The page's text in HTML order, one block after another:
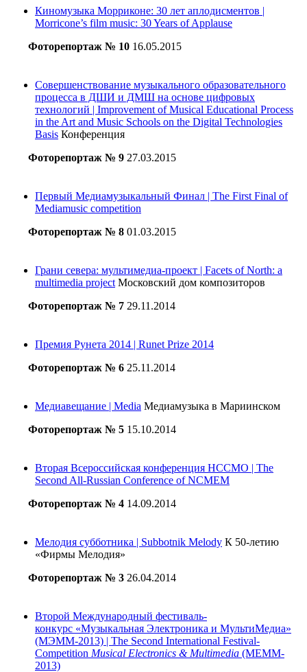
Киномузыка Морриконе: 30 лет аплодисментов |
Morricone’s film music: 30 Years of Applause
Фоторепортаж № 10 16.05.2015
Совершенствование музыкального образовательного
процесса в ДШИ и ДМШ на основе цифровых
технологий | Improvement of Musical Educational Process
in the Art and Music Schools on the Digital Technologies
Basis Конференция
Фоторепортаж № 9 27.03.2015
Первый Медиамузыкальный Финал | The First Final of
Mediamusic competition
Фоторепортаж № 8 01.03.2015
Грани севера: мультимедиа-проект | Facets of North: a
multimedia projectМосковский дом композиторов
Фоторепортаж № 7 29.11.2014
Премия Рунета 2014 | Runet Prize 2014
Фоторепортаж № 6 25.11.2014
Медиавещание | Media Медиамузыка в Мариинском
Фоторепортаж № 5 15.10.2014
Вторая Всероссийская конференция НССМО | The
Second All-Russian Conference of NCMEM
Фоторепортаж № 4 14.09.2014
Мелодия субботника | Subbotnik Melody К 50-летию
«Фирмы Мелодия»
Фоторепортаж № 3 26.04.2014
Второй Международный фестиваль-
конкурс «Музыкальная Электроника и МультиМедиа»
(МЭМM-2013) | The Second International Festival-
Competition Musical Electronics & Multimedia (MEMM-
2013)